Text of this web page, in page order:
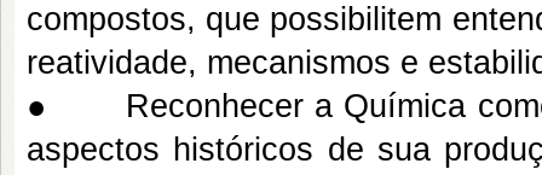
compostos, que possibilitem
reatividade, mecanismos e
● Reconhecer a Química como
aspectos históricos de sua